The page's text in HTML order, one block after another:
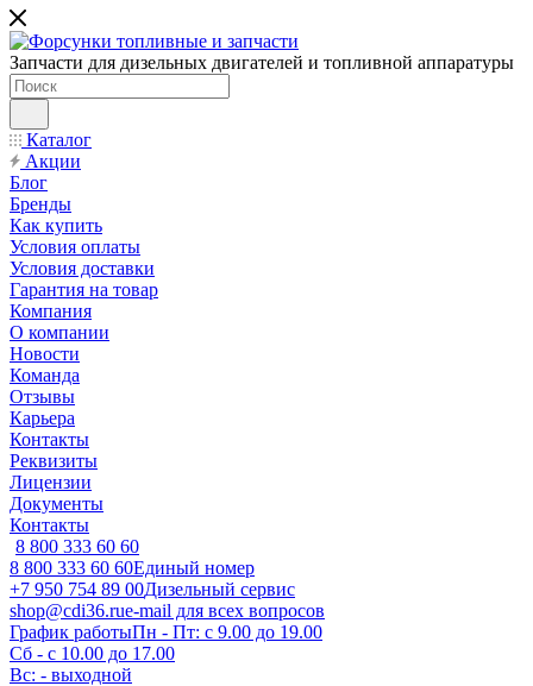
Запчасти для дизельных двигателей и топливной аппаратуры
Каталог
Акции
Блог
Бренды
Как купить
Условия оплаты
Условия доставки
Гарантия на товар
Компания
О компании
Новости
Команда
Отзывы
Карьера
Контакты
Реквизиты
Лицензии
Документы
Контакты
8 800 333 60 60
8 800 333 60 60Единый номер
+7 950 754 89 00Дизельный сервис
shop@cdi36.rue-mail для всех вопросов
График работыПн - Пт: с 9.00 до 19.00
Сб - с 10.00 до 17.00
Вс: - выходной